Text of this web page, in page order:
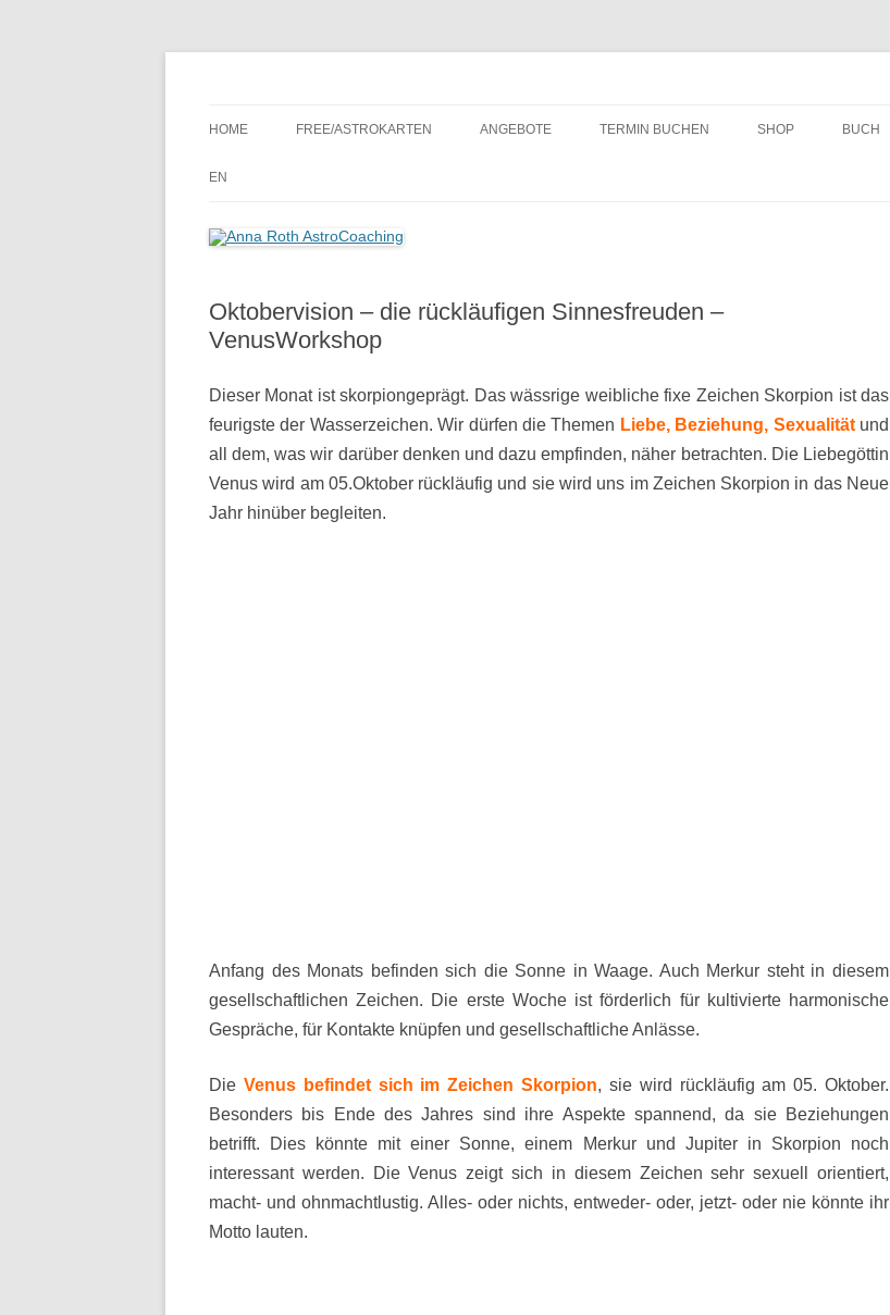
Inhalt
HOME FREE/ASTROKARTEN ANGEBOTE TERMIN BUCHEN SHOP BUCH
EN
Oktobervision – die rückläufigen Sinnesfreuden –
VenusWorkshop
Dieser Monat ist skorpiongeprägt. Das wässrige weibliche fixe Zeichen Skorpion ist das
feurigste der Wasserzeichen. Wir dürfen die Themen Liebe, Beziehung, Sexualität und
all dem, was wir darüber denken und dazu empfinden, näher betrachten. Die Liebegöttin
Venus wird am 05.Oktober rückläufig und sie wird uns im Zeichen Skorpion in das Neue
Jahr hinüber begleiten.
Anfang des Monats befinden sich die Sonne in Waage. Auch Merkur steht in diesem
gesellschaftlichen Zeichen. Die erste Woche ist förderlich für kultivierte harmonische
Gespräche, für Kontakte knüpfen und gesellschaftliche Anlässe.
Die Venus befindet sich im Zeichen Skorpion, sie wird rückläufig am 05. Oktober.
Besonders bis Ende des Jahres sind ihre Aspekte spannend, da sie Beziehungen
betrifft. Dies könnte mit einer Sonne, einem Merkur und Jupiter in Skorpion noch
interessant werden. Die Venus zeigt sich in diesem Zeichen sehr sexuell orientiert,
macht- und ohnmachtlustig. Alles- oder nichts, entweder- oder, jetzt- oder nie könnte ihr
Motto lauten.